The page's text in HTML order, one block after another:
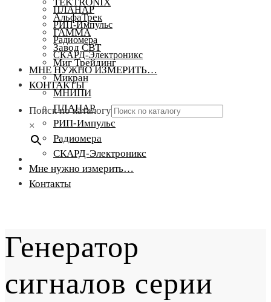
ПЛАНАР
РИП-Импульс
Радиомера
СКАРД-Электроникс
МНЕ НУЖНО ИЗМЕРИТЬ…
КОНТАКТЫ
Поиск по каталогу
×
АльфаТрек
ГАММА
Завод СВТ
Миг Трейдинг
Микран
МНИПИ
ПЛАНАР
РИП-Импульс
Радиомера
СКАРД-Электроникс
Мне нужно измерить…
Контакты
Генератор
сигналов серии